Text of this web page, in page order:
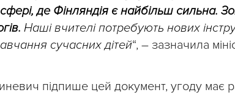
де Фінляндія є найбільш сильна.
Наші вчителі потребують нових
сучасних дітей“, – зазначила
підпише цей документ, угоду має